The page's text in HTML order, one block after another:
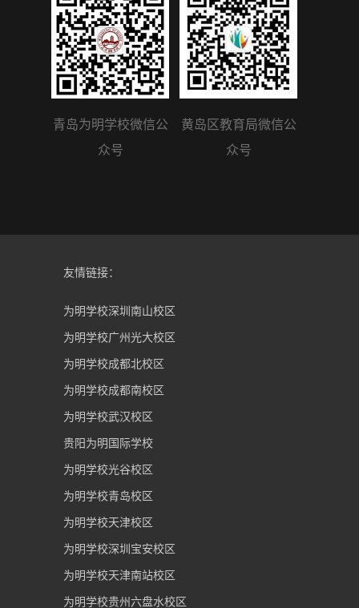
青岛为明学校微信公
众号
黄岛区教育局微信公
众号
友情链接：
为明学校深圳南山校区
为明学校广州光大校区
为明学校成都北校区
为明学校成都南校区
为明学校武汉校区
贵阳为明国际学校
为明学校光谷校区
为明学校青岛校区
为明学校天津校区
为明学校深圳宝安校区
为明学校天津南站校区
为明学校贵州六盘水校区